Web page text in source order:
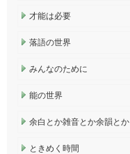
才能は必要
落語の世界
みんなのために
能の世界
余白とか雑音とか余韻とか
ときめく時間